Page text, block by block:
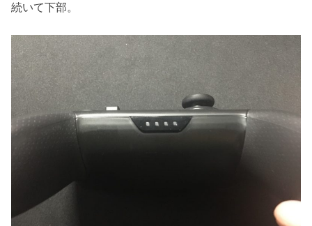
続いて下部。